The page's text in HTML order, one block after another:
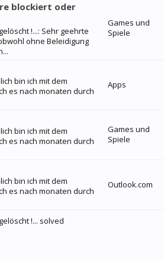
blockiert oder
!...: Sehr geehrte
ohne Beleidigung
Games und
Spiele
bin ich mit dem
es nach monaten durch
Apps
bin ich mit dem
es nach monaten durch
Games und
Spiele
bin ich mit dem
es nach monaten durch
Outlook.com
!... solved